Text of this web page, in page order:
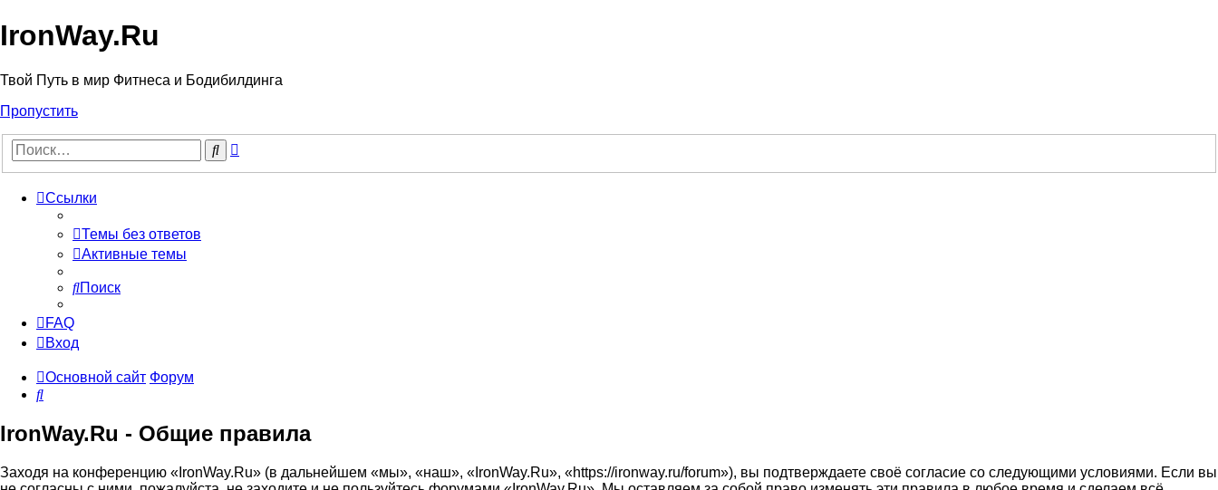
IronWay.Ru
Твой Путь в мир Фитнеса и Бодибилдинга
Пропустить
Поиск
Ссылки
Темы без ответов
Активные темы
Поиск
FAQ
Вход
Основной сайт Форум
Поиск
IronWay.Ru - Общие правила
Заходя на конференцию «IronWay.Ru» (в дальнейшем «мы», «наш», «IronWay.Ru», «https://ironway.ru/forum»), вы подтверждаете своё согласие со следующими условиями. Если вы